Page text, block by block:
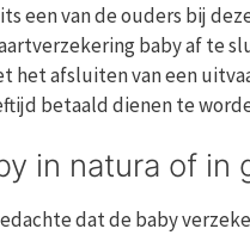
een van de ouders bij
baby af te
het afsluiten van een
betaald dienen te
in natura of in
dat de baby